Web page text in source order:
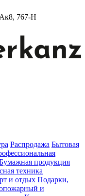
767-Н
Распродажа Бытовая
продукция
техника
и отдых Подарки,
и